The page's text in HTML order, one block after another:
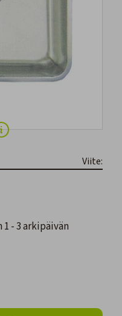
Viite:
- 3 arkipäivän